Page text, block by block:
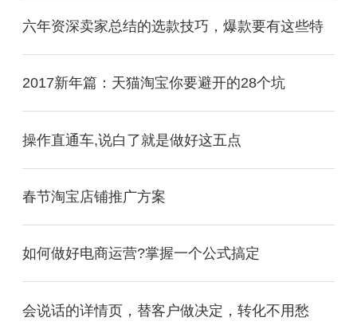
六年资深卖家总结的选款技巧，爆款要有这些特
2017新年篇：天猫淘宝你要避开的28个坑
操作直通车,说白了就是做好这五点
春节淘宝店铺推广方案
如何做好电商运营?掌握一个公式搞定
会说话的详情页，替客户做决定，转化不用愁